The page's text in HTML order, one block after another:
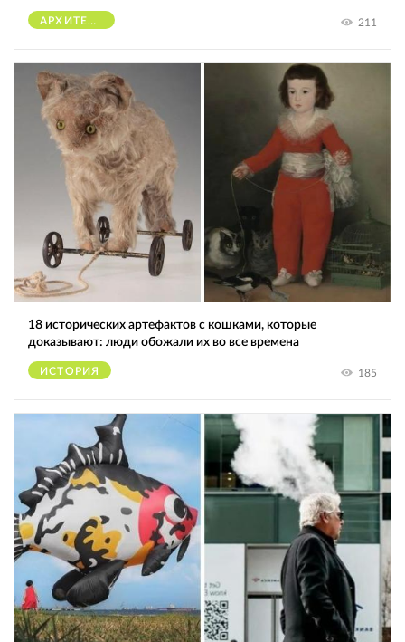
АРХИТЕКТУРА 211
18 исторических артефактов с кошками, которые
доказывают: люди обожали их во все времена
ИСТОРИЯ 185